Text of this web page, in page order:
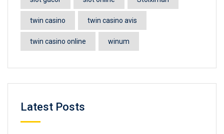
twin casino twin casino avis
twin casino online winum
Latest Posts